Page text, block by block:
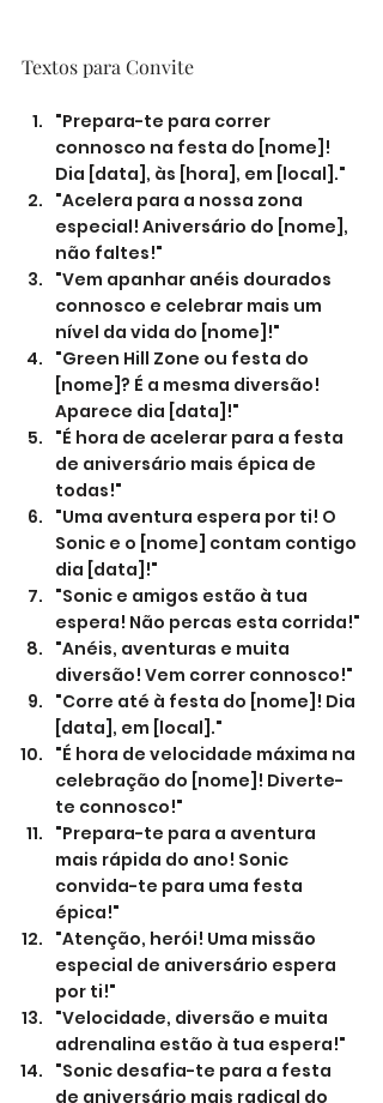
Textos para Convite
"Prepara-te para correr
connosco na festa do [nome]!
Dia [data], às [hora], em [local]."
"Acelera para a nossa zona
especial! Aniversário do [nome],
não faltes!"
"Vem apanhar anéis dourados
connosco e celebrar mais um
nível da vida do [nome]!"
"Green Hill Zone ou festa do
[nome]? É a mesma diversão!
Aparece dia [data]!"
"É hora de acelerar para a festa
de aniversário mais épica de
todas!"
"Uma aventura espera por ti! O
Sonic e o [nome] contam contigo
dia [data]!"
"Sonic e amigos estão à tua
espera! Não percas esta corrida!"
"Anéis, aventuras e muita
diversão! Vem correr connosco!"
"Corre até à festa do [nome]! Dia
[data], em [local]."
"É hora de velocidade máxima na
celebração do [nome]! Diverte-
te connosco!"
"Prepara-te para a aventura
mais rápida do ano! Sonic
convida-te para uma festa
épica!"
"Atenção, herói! Uma missão
especial de aniversário espera
por ti!"
"Velocidade, diversão e muita
adrenalina estão à tua espera!"
"Sonic desafia-te para a festa
de aniversário mais radical do